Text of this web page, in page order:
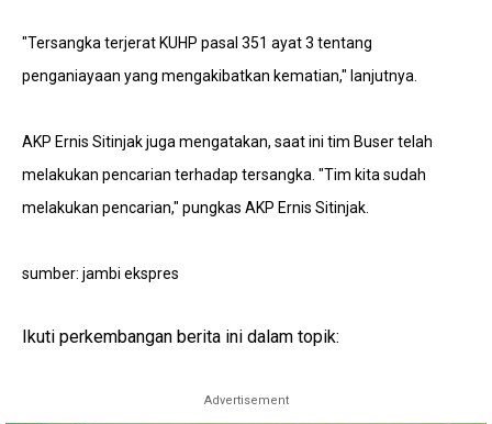
"Tersangka terjerat KUHP pasal 351 ayat 3 tentang
penganiayaan yang mengakibatkan kematian," lanjutnya.
AKP Ernis Sitinjak juga mengatakan, saat ini tim Buser telah
melakukan pencarian terhadap tersangka. "Tim kita sudah
melakukan pencarian," pungkas AKP Ernis Sitinjak.
sumber: jambi ekspres
Ikuti perkembangan berita ini dalam topik:
Advertisement